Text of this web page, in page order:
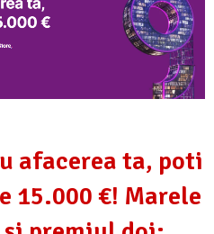
afacerea ta, poti
15.000 €! Marele